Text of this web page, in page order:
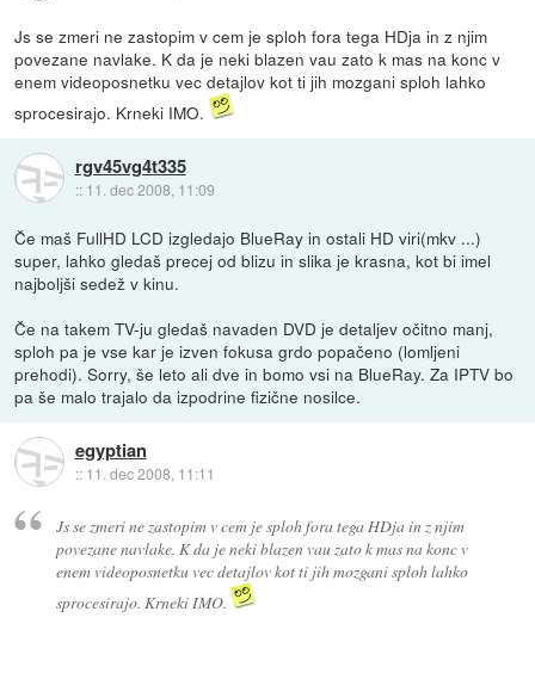
Js se zmeri ne zastopim v cem je sploh fora tega HDja in z njim
povezane navlake. K da je neki blazen vau zato k mas na konc v
enem videoposnetku vec detajlov kot ti jih mozgani sploh lahko
sprocesirajo. Krneki IMO.
rgv45vg4t335
:: 11. dec 2008, 11:09
Če maš FullHD LCD izgledajo BlueRay in ostali HD viri(mkv ...)
super, lahko gledaš precej od blizu in slika je krasna, kot bi imel
najboljši sedež v kinu.
Če na takem TV-ju gledaš navaden DVD je detaljev očitno manj,
sploh pa je vse kar je izven fokusa grdo popačeno (lomljeni
prehodi). Sorry, še leto ali dve in bomo vsi na BlueRay. Za IPTV bo
pa še malo trajalo da izpodrine fizične nosilce.
egyptian
:: 11. dec 2008, 11:11
Js se zmeri ne zastopim v cem je sploh fora tega HDja in z njim
povezane navlake. K da je neki blazen vau zato k mas na konc v
enem videoposnetku vec detajlov kot ti jih mozgani sploh lahko
sprocesirajo. Krneki IMO.